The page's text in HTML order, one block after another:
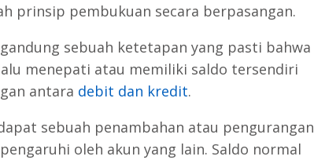
prinsip pembukuan secara berpasangan.
sebuah ketetapan yang pasti bahwa
menepati atau memiliki saldo tersendiri
antara debit dan kredit.
sebuah penambahan atau pengurangan
oleh akun yang lain. Saldo normal